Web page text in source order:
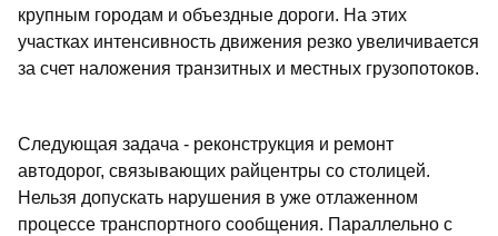
крупным городам и объездные дороги. На этих
участках интенсивность движения резко увеличивается
за счет наложения транзитных и местных грузопотоков.
Следующая задача - реконструкция и ремонт
автодорог, связывающих райцентры со столицей.
Нельзя допускать нарушения в уже отлаженном
процессе транспортного сообщения. Параллельно с